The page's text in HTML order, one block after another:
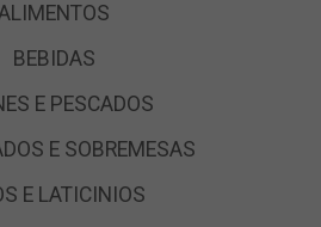
BEBIDAS
E PESCADOS
E SOBREMESAS
E LATICINIOS